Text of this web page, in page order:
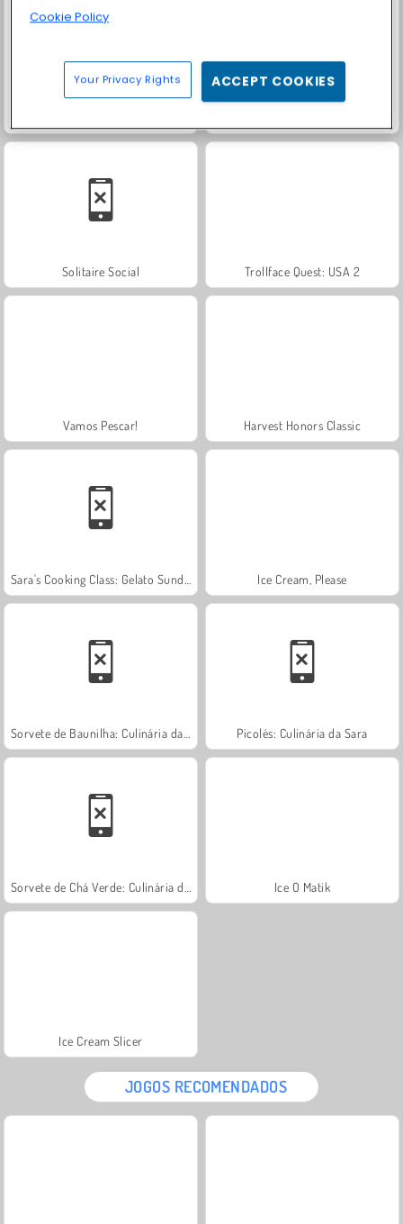
Solitaire Social Trollface Quest: USA 2
Vamos Pescar! Harvest Honors Classic
Ice Cream, Please
Picolés: Culinária da Sara
Ice O Matik
Ice Cream Slicer
JOGOS RECOMENDADOS
Cookie Policy
Your Privacy Rights ACCEPT COOKIES